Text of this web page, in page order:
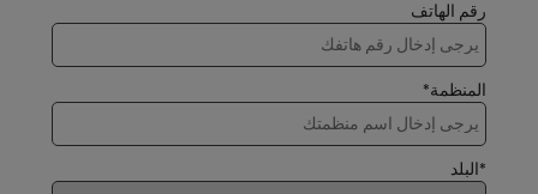
رقم الهاتف
المنظمة*
*البلد